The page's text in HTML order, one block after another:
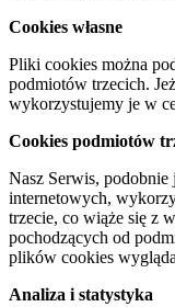
Cookies własne
Pliki cookies można
podmiotów trzecich.
wykorzystujemy je w
Cookies podmiotów
Nasz Serwis, podobnie
internetowych,
trzecie, co wiąże się z
pochodzących od
plików cookies
Analiza i statystyka